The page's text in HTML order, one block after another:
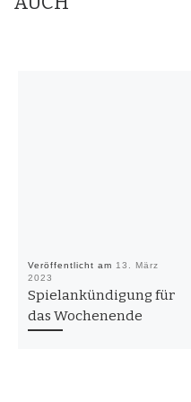
Veröffentlicht am 13. März
2023
Spielankündigung für
das Wochenende